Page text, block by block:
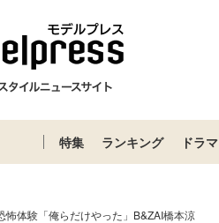
特集 ランキング ドラマ
体験「俺らだけやった」B&ZAI橋本涼